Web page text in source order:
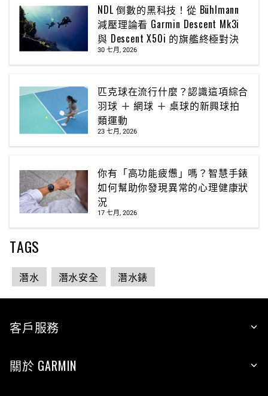
NDL 倒數的黑科技！從 Bühlmann
減壓理論看 Garmin Descent Mk3i
與 Descent X50i 的旗艦終極對決
30 七月, 2026
匹克球在流行什麼？認識這項綜合
羽球 ＋ 網球 ＋ 桌球的新興球拍
類運動
23 七月, 2026
你有「高功能疲憊」嗎？智慧手錶
如何幫助你發現異常的心理健康狀
況
17 七月, 2026
TAGS
潛水 潛水安全 潛水錶
客戶服務
關於 GARMIN